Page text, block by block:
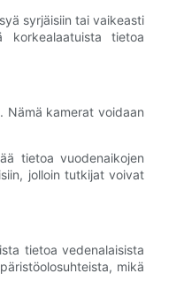
syrjäisiin tai vaikeasti
korkealaatuista tietoa
Nämä kamerat voidaan
tietoa vuodenaikojen
jolloin tutkijat voivat
tietoa vedenalaisista
mikä